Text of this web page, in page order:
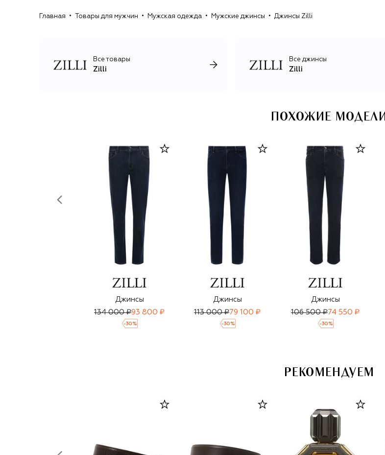
Главная Товары для мужчин Мужская одежда Мужские джинсы Джинсы Zilli
Все товары
Zilli
Все джинсы
Zilli
ПОХОЖИЕ МОДЕЛИ
Джинсы
134 000 ₽93 800 ₽
-30 %
Джинсы
113 000 ₽79 100 ₽
-30 %
Джинсы
106 500 ₽74 550 ₽
-30 %
РЕКОМЕНДУЕМ